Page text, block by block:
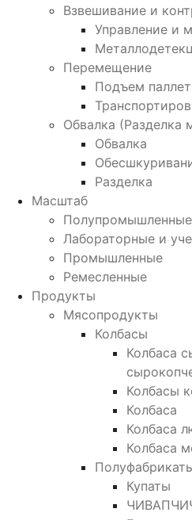
Взвешивание и
Управление и
Перемещение
Подъем паллет
Обвалка (Разделка
Обвалка
Разделка
Масштаб
Полупромышленные
Лабораторные и
Промышленные
Ремесленные
Продукты
Мясопродукты
Колбасы
Колбаса
Колбасы
Колбаса
Колбаса
Колбаса
Купаты